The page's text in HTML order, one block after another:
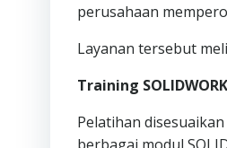
perusahaan
Layanan tersebut
Training
Pelatihan